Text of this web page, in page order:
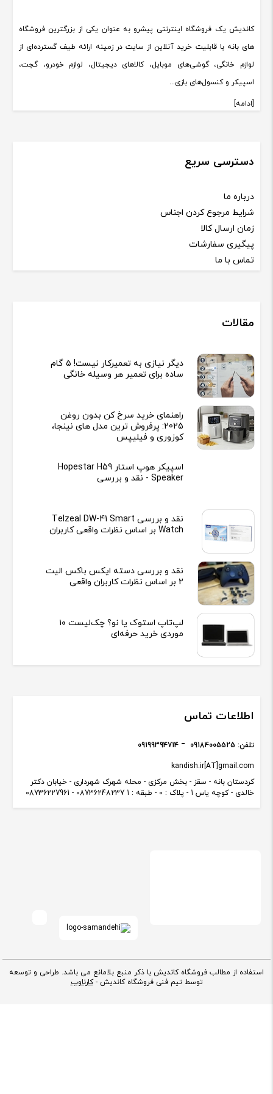
کاندیش یک فروشگاه اینترنتی پیشرو به عنوان یکی از بزرگترین فروشگاه
های بانه با قابلیت خرید آنلاین از سایت در زمینه ارائه طیف گسترده‌ای از
لوازم خانگی، گوشی‌های موبایل، کالاهای دیجیتال، لوازم خودرو، گجت،
اسپیکر و کنسول‌های بازی...
[ادامه]
دسترسی سریع
درباره ما
شرایط مرجوع کردن اجناس
زمان ارسال کالا
پیگیری سفارشات
تماس با ما
مقالات
دیگر نیازی به تعمیرکار نیست! ۵ گام
ساده برای تعمیر هر وسیله خانگی
راهنمای خرید سرخ کن بدون روغن
2025: پرفروش ترین مدل های نینجا،
کوزوری و فیلیپس
اسپیکر هوپ استار Hopestar H59
Speaker - نقد و بررسی
نقد و بررسی Telzeal DW-41 Smart
Watch بر اساس نظرات واقعی کاربران
نقد و بررسی دسته ایکس باکس الیت
2 بر اساس نظرات کاربران واقعی
لپ‌تاپ استوک یا نو؟ چک‌لیست ۱۰
موردی خرید حرفه‌ای
اطلاعات تماس
کردستان بانه - سقز - بخش مرکزی - محله شهرک شهرداری - خیابان دکتر
خالدی - کوچه یاس 1 - پلاک : 0 - طبقه : 1 08736248237 - 08736227961
kandish.ir[AT]gmail.com
تلفن: 09184005525
09199394714
استفاده از مطالب فروشگاه کاندیش با ذکر منبع بلامانع می باشد. طراحی و توسعه
توسط تیم فنی فروشگاه کاندیش -کارناوب